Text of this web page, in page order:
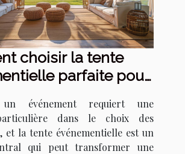
choisir la tente
parfaite pour
un événement requiert une
dans le choix des
et la tente événementielle est un
qui peut transformer une